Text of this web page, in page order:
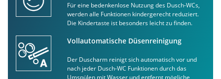
Für eine bedenkenlose Nutzung des Dusch-WCs,
werden alle Funktionen kindergerecht reduziert.
Die Kindertaste ist besonders leicht zu finden.
Vollautomatische Düsenreinigung
Der Duscharm reinigt sich automatisch vor und
nach jeder Dusch-WC Funktionen durch das
Umspülen mit Wasser und entfernt mögliche